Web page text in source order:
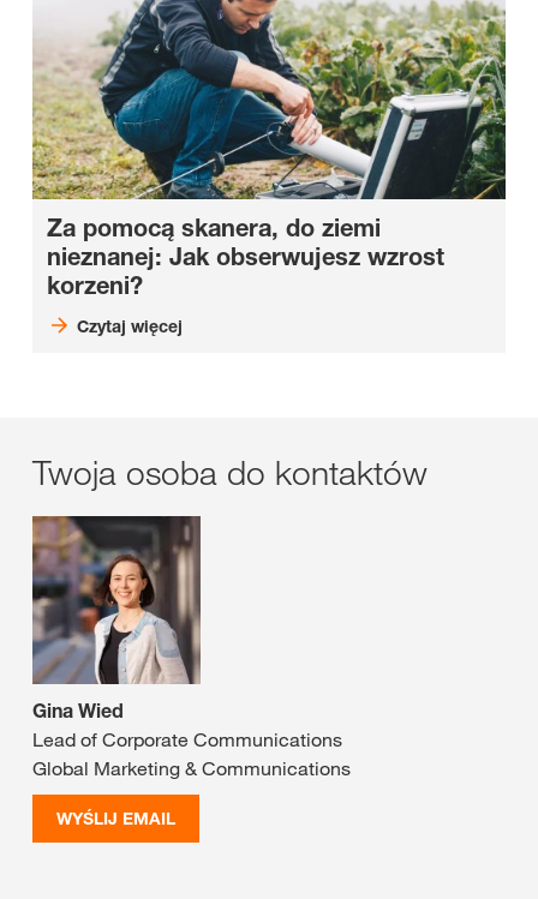
Za pomocą skanera, do ziemi
nieznanej: Jak obserwujesz wzrost
korzeni?
Czytaj więcej
Twoja osoba do kontaktów
Gina Wied
Lead of Corporate Communications
Global Marketing & Communications
WYŚLIJ EMAIL